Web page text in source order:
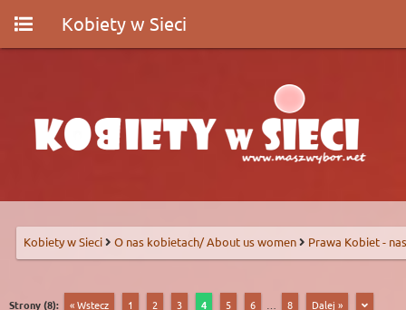
Kobiety w Sieci
Kobiety w Sieci O nas kobietach/ About us women Prawa Kobiet -
Strony (8): « Wstecz 1 2 3 4 5 6 8 Dalej »